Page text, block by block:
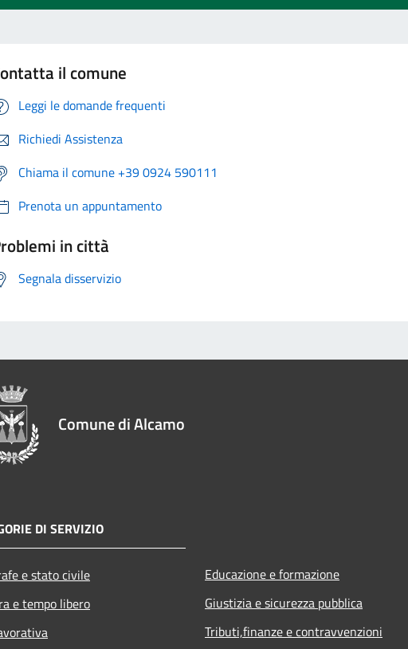
il comune
Leggi le domande frequenti
Richiedi Assistenza
Chiama il comune +39 0924 590111
Prenota un appuntamento
in città
Segnala disservizio
Comune di Alcamo
DI SERVIZIO
e stato civile
e tempo libero
Educazione e formazione
Giustizia e sicurezza pubblica
Tributi,finanze e contravvenzioni